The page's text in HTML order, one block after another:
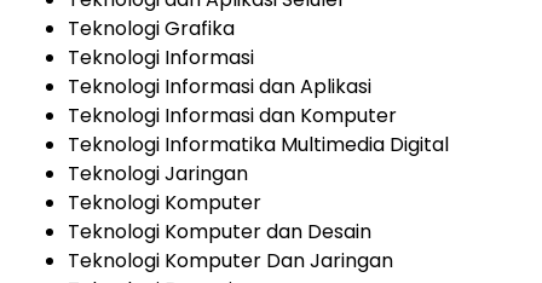
Teknologi Grafika
Teknologi Informasi
Teknologi Informasi dan Aplikasi
Teknologi Informasi dan Komputer
Teknologi Informatika Multimedia Digital
Teknologi Jaringan
Teknologi Komputer
Teknologi Komputer dan Desain
Teknologi Komputer Dan Jaringan